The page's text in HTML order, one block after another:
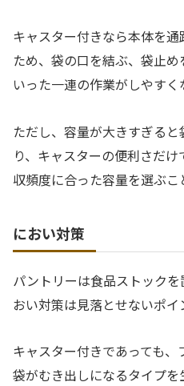
キャスター付きなら本体を
ため、袋の口を結ぶ、袋止
いった一連の作業がしやすく
ただし、容量が大きすぎる
り、キャスターの便利さだ
収頻度に合った容量を選ぶこ
におい対策
パントリーは食品ストック
おい対策は見落とせないポイ
キャスター付きであっても
袋がむき出しになるタイプ